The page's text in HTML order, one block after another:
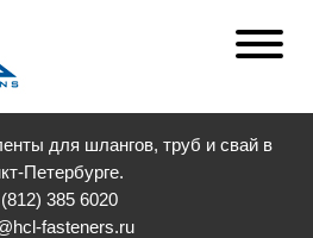
для шлангов, труб и свай в
Петербурге.
385 6020
fasteners.ru